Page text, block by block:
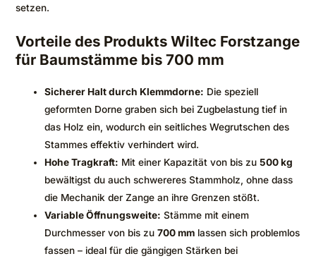
setzen.
Vorteile des Produkts Wiltec Forstzange
für Baumstämme bis 700 mm
Sicherer Halt durch Klemmdorne: Die speziell
geformten Dorne graben sich bei Zugbelastung tief in
das Holz ein, wodurch ein seitliches Wegrutschen des
Stammes effektiv verhindert wird.
Hohe Tragkraft: Mit einer Kapazität von bis zu500 kg
bewältigst du auch schwereres Stammholz, ohne dass
die Mechanik der Zange an ihre Grenzen stößt.
Variable Öffnungsweite: Stämme mit einem
Durchmesser von bis zu700 mm lassen sich problemlos
fassen – ideal für die gängigen Stärken bei